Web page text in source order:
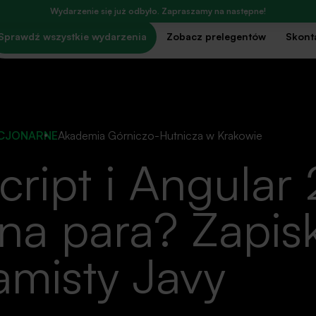
wszystkie wydarzenia Zobacz prelegentów
Akademia Górniczo-Hutnicza w Krakowie
i
para?
Javy
Wydarzenie się już odbyło. Zapraszamy na następne!